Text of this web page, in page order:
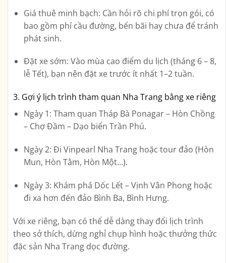
Giá thuê minh bạch: Cần hỏi rõ chi phí trọn gói, có
bao gồm phí cầu đường, bến bãi hay chưa để tránh
phát sinh.
Đặt xe sớm: Vào mùa cao điểm du lịch (tháng 6 – 8,
lễ Tết), bạn nên đặt xe trước ít nhất 1–2 tuần.
3. Gợi ý lịch trình tham quan Nha Trang bằng xe riêng
Ngày 1: Tham quan Tháp Bà Ponagar – Hòn Chồng
– Chợ Đầm – Dạo biển Trần Phú.
Ngày 2: Đi Vinpearl Nha Trang hoặc tour đảo (Hòn
Mun, Hòn Tằm, Hòn Một…).
Ngày 3: Khám phá Dốc Lết – Vịnh Vân Phong hoặc
đi xa hơn đến đảo Bình Ba, Bình Hưng.
Với xe riêng, bạn có thể dễ dàng thay đổi lịch trình
theo sở thích, dừng nghỉ chụp hình hoặc thưởng thức
đặc sản Nha Trang dọc đường.